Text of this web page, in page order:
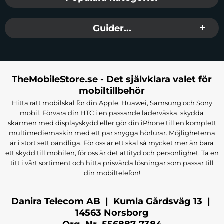
Metallring för förstärkt magnetisk anslutning
30 cm USB-C till USB-C-kabel
Snabbstartsguide
laddningslösning med fokus på funktionalitet och design. Den
passar perfekt för användare av MagSafe och andra trådlösa
enheter, samtidigt som den erbjuder pålitlig kraft och flera
säkerhetsfunktioner. Med sin lätta och slimmade konstruktion är den
en idealisk följeslagare för alla som behöver energi på språng.
Tillverkare:Verbatim
EAN:023942322450
Guider...
TheMobileStore.se - Det självklara valet för
mobiltillbehör
Hitta rätt mobilskal för din Apple, Huawei, Samsung och Sony
mobil. Förvara din HTC i en passande läderväska, skydda
skärmen med displayskydd eller gör din iPhone till en komplett
multimediemaskin med ett par snygga hörlurar. Möjligheterna
är i stort sett oändliga. För oss är ett skal så mycket mer än bara
ett skydd till mobilen, för oss är det attityd och personlighet. Ta en
titt i vårt sortiment och hitta prisvärda lösningar som passar till
din mobiltelefon!
Danira Telecom AB | Kumla Gårdsväg 13 |
14563 Norsborg